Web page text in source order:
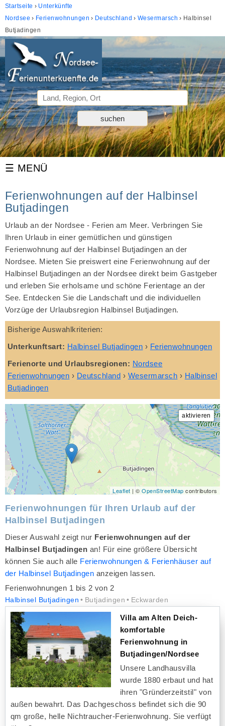
Startseite
Unterkünfte
Nordsee
Ferienwohnungen Deutschland Wesermarsch
Halbinsel
Butjadingen
Ferienwohnungen auf der Halbinsel
Butjadingen
Urlaub an der Nordsee - Ferien am Meer. Verbringen Sie
Ihren Urlaub in einer gemütlichen und günstigen
Ferienwohnung auf der Halbinsel Butjadingen an der
Nordsee. Mieten Sie preiswert eine Ferienwohnung auf der
Halbinsel Butjadingen an der Nordsee direkt beim Gastgeber
und erleben Sie erholsame und schöne Ferientage an der
See. Entdecken Sie die Landschaft und die individuellen
Vorzüge der Urlaubsregion Halbinsel Butjadingen.
Bisherige Auswahlkriterien:
Unterkunftsart: Halbinsel Butjadingen › Ferienwohnungen
Ferienorte und Urlaubsregionen: Nordsee
Ferienwohnungen › Deutschland › Wesermarsch › Halbinsel
Butjadingen
Leaflet | ©OpenStreetMap contributors
Ferienwohnungen für Ihren Urlaub auf der
Halbinsel Butjadingen
Dieser Auswahl zeigt nur Ferienwohnungen auf der
Halbinsel Butjadingen an! Für eine größere Übersicht
können Sie auch alle Ferienwohnungen & Ferienhäuser auf
der Halbinsel Butjadingen anzeigen lassen.
Ferienwohnungen 1 bis 2 von 2
Halbinsel Butjadingen Butjadingen Eckwarden
Villa am Alten Deich-
komfortable
Ferienwohnung in
Butjadingen/Nordsee
Unsere Landhausvilla
wurde 1880 erbaut und hat
ihren "Gründerzeitstil" von
außen bewahrt. Das Dachgeschoss befindet sich die 90
qm große, helle Nichtraucher-Ferienwohnung. Sie verfügt